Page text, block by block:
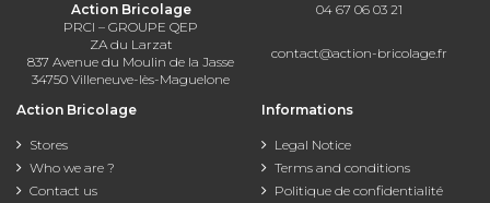
Action Bricolage
PRCI – GROUPE QEP
ZA du Larzat
837 Avenue du Moulin de la Jasse
34750 Villeneuve-lès-Maguelone
04 67 06 03 21
contact@action-bricolage.fr
Action Bricolage
Stores
Who we are ?
Contact us
Informations
Legal Notice
Terms and conditions
Politique de confidentialité